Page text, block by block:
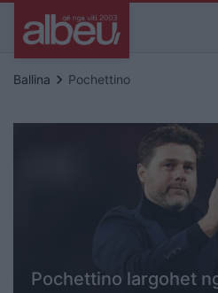
Ballina keyboard_arrow_right Pochettino
Pochettino largohet